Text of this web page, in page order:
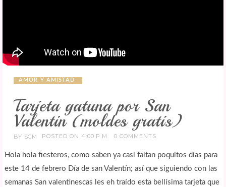
AMOR Y AMISTAD
Tarjeta gatuna por San
Valentin (moldes gratis)
BY SGM POSTED ON 4:00 P.M. 0 COMMENTS
Hola hola fiesteros, como saben ya casi faltan poquitos días para
este 14 de febrero Día de san Valentín; así que siguiendo con las
semanas San valentinescas les eh traído esta bellísima tarjeta que